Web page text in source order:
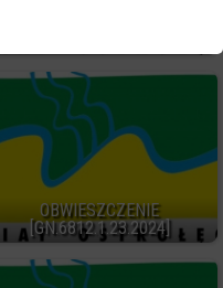
OBWIESZCZENIE
[GN.6812.1.23.2024]